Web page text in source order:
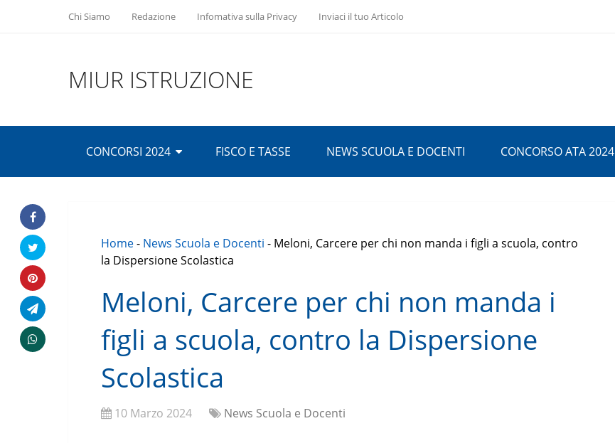
Chi Siamo Redazione Infomativa sulla Privacy Inviaci il tuo Articolo
MIUR ISTRUZIONE
CONCORSI 2024 FISCO E TASSE NEWS SCUOLA E DOCENTI CONCORSO ATA 2024
Home- News Scuola e Docenti - Meloni, Carcere per chi non manda i figli a scuola, contro
la Dispersione Scolastica
Meloni, Carcere per chi non manda i
figli a scuola, contro la Dispersione
Scolastica
10 Marzo 2024 News Scuola e Docenti